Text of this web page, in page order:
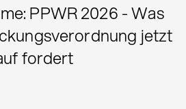
PPWR 2026 - Was
jetzt
fordert